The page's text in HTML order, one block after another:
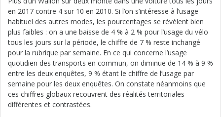
en 2017 contre 4 sur 10 en 2010. Si l’on s’intéresse à l’usage
habituel des autres modes, les pourcentages se révèlent bien
plus faibles : on a une baisse de 4 % à 2 % pour l’usage du vélo
tous les jours sur la période, le chiffre de 7 % reste inchangé
pour la rubrique par semaine. En ce qui concerne l’usage
quotidien des transports en commun, on diminue de 14 % à 9 %
entre les deux enquêtes, 9 % étant le chiffre de l’usage par
semaine pour les deux enquêtes. On constate néanmoins que
ces chiffres globaux recouvrent des réalités territoriales
différentes et contrastées.